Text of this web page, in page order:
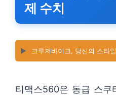
제 수치
▶️ 크루저바이크, 당신의 스타
티맥스560은 동급 스쿠